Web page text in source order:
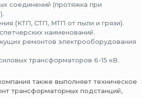
соединений (протяжка при
(КТП, СТП, МТП от пыли и грязи).
наименований.
ремонтов электрооборудования
трансформаторов 6-15 кВ.
также выполняет техническое
трансформаторных подстанций,